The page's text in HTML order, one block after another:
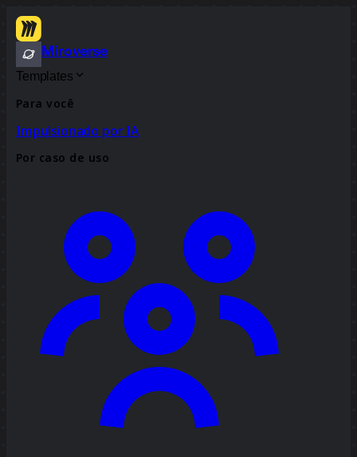
Miroverse
Templates
Para você
Impulsionado por IA
Por caso de uso